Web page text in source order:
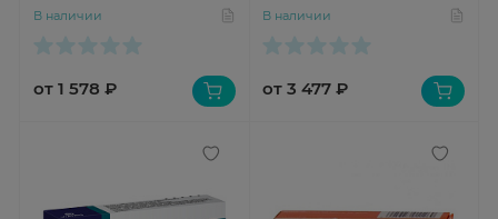
В наличии
от 1 578 ₽
В наличии
от 3 477 ₽